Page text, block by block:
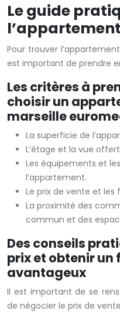
Le guide
Pour trouver
est important de prendre
Les critères à
choisir un
marseille
La superficie de
L’étage et la vue
Les équipements et
l’appartement.
Le prix de vente et les
La proximité des
commun et des
Des conseils
prix et obtenir
avantageux
Il est important de se
de négocier le prix de